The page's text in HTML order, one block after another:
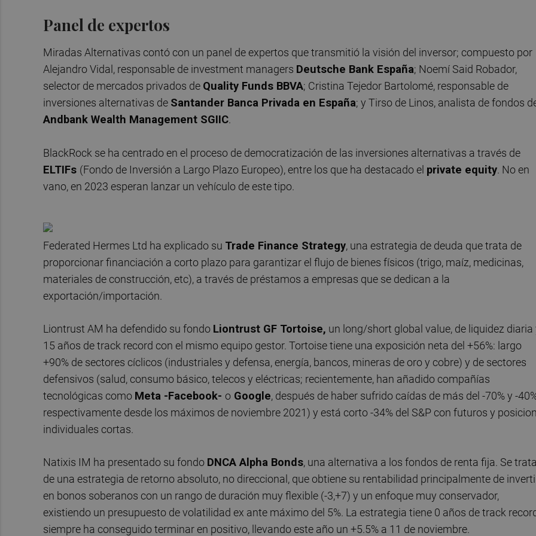
Panel de expertos
Miradas Alternativas contó con un panel de expertos que transmitió la visión del inversor; compuesto por
Alejandro Vidal, responsable de investment managers Deutsche Bank España; Noemí Said Robador,
selector de mercados privados de Quality Funds BBVA; Cristina Tejedor Bartolomé, responsable de
inversiones alternativas de Santander Banca Privada en España; y Tirso de Linos, analista de fondos
Andbank Wealth Management SGIIC.
BlackRock se ha centrado en el proceso de democratización de las inversiones alternativas a través de
ELTIFs (Fondo de Inversión a Largo Plazo Europeo), entre los que ha destacado el private equity. No en
vano, en 2023 esperan lanzar un vehículo de este tipo.
Federated Hermes Ltd ha explicado su Trade Finance Strategy , una estrategia de deuda que trata de
proporcionar financiación a corto plazo para garantizar el flujo de bienes físicos (trigo, maíz, medicinas,
materiales de construcción, etc), a través de préstamos a empresas que se dedican a la
exportación/importación.
Liontrust AM ha defendido su fondo Liontrust GF Tortoise, un long/short global value, de liquidez diaria
15 años de track record con el mismo equipo gestor. Tortoise tiene una exposición neta del +56%: largo
+90% de sectores cíclicos (industriales y defensa, energía, bancos, mineras de oro y cobre) y de sectores
defensivos (salud, consumo básico, telecos y eléctricas; recientemente, han añadido compañías
tecnológicas como Meta -Facebook- o Google, después de haber sufrido caídas de más del -70% y -
respectivamente desde los máximos de noviembre 2021) y está corto -34% del S&P con futuros y
individuales cortas.
Natixis IM ha presentado su fondo DNCA Alpha Bonds, una alternativa a los fondos de renta fija. Se
de una estrategia de retorno absoluto, no direccional, que obtiene su rentabilidad principalmente de
en bonos soberanos con un rango de duración muy flexible (-3,+7) y un enfoque muy conservador,
existiendo un presupuesto de volatilidad ex ante máximo del 5%. La estrategia tiene 0 años de track
siempre ha conseguido terminar en positivo, llevando este año un +5.5% a 11 de noviembre.